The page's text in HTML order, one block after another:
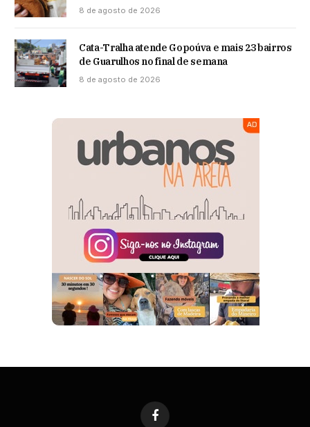
8 de agosto de 2026
Cata-Tralha atende Gopoúva e mais 23 bairros
de Guarulhos no final de semana
8 de agosto de 2026
Facebook